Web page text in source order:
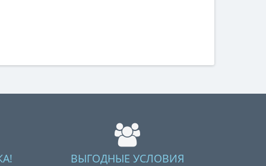
ВЫГОДНЫЕ УСЛОВИЯ